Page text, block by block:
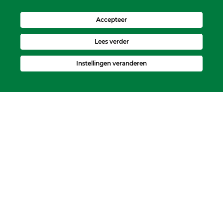
Accepteer
Lees verder
Instellingen veranderen